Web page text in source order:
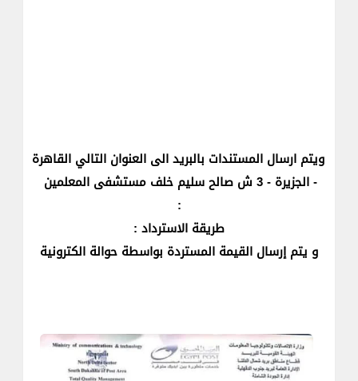
ويتم ارسال المستندات بالبريد الى العنوان التالي القاهرة
- الجزيرة - 3 ش صالح سليم خلف مستشفى المعلمين
:
طريقة الاسترداد :
و يتم إرسال القيمة المستردة بواسطة حوالة الكترونية